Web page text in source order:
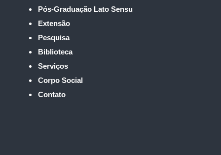
Pós-Graduação Lato Sensu
Extensão
Pesquisa
Biblioteca
Serviços
Corpo Social
Contato